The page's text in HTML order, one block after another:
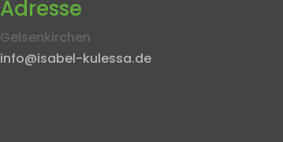
Adresse
Gelsenkirchen
info@isabel-kulessa.de